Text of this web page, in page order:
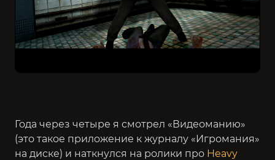
Года через четыре я смотрел «Видеоманию»
(это такое приложение к журналу «Игромания»
на диске) и наткнулся на ролики про Heavy